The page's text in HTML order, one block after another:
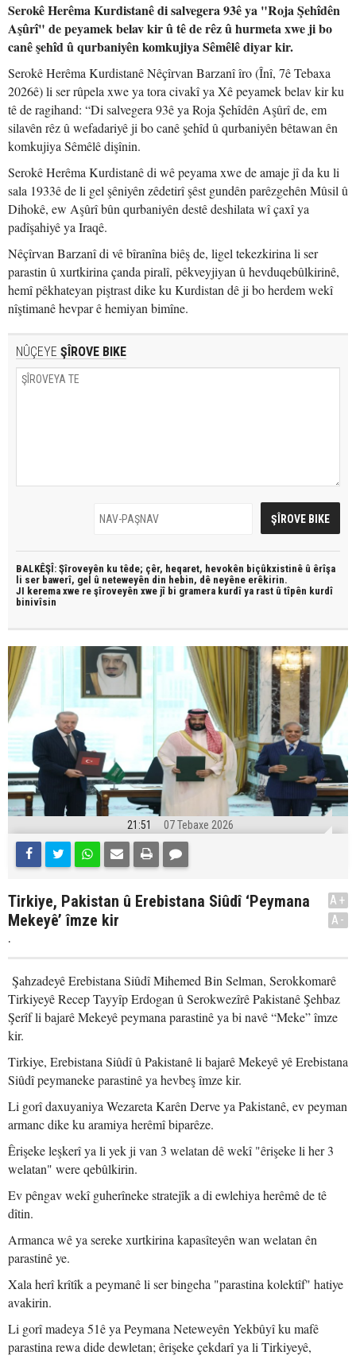
Serokê Herêma Kurdistanê di salvegera 93ê ya "Roja Şehîdên
Aşûrî" de peyamek belav kir û tê de rêz û hurmeta xwe ji bo
canê şehîd û qurbaniyên komkujiya Sêmêlê diyar kir.
Serokê Herêma Kurdistanê Nêçîrvan Barzanî îro (Înî, 7ê Tebaxa
2026ê) li ser rûpela xwe ya tora civakî ya Xê peyamek belav kir ku
tê de ragihand: “Di salvegera 93ê ya Roja Şehîdên Aşûrî de, em
silavên rêz û wefadariyê ji bo canê şehîd û qurbaniyên bêtawan ên
komkujiya Sêmêlê dişînin.
Serokê Herêma Kurdistanê di wê peyama xwe de amaje jî da ku li
sala 1933ê de li gel şêniyên zêdetirî şêst gundên parêzgehên Mûsil û
Dihokê, ew Aşûrî bûn qurbaniyên destê deshilata wî çaxî ya
padîşahiyê ya Iraqê.
Nêçîrvan Barzanî di vê bîranîna biêş de, ligel tekezkirina li ser
parastin û xurtkirina çanda piralî, pêkveyjiyan û hevduqebûlkirinê,
hemî pêkhateyan piştrast dike ku Kurdistan dê ji bo herdem wekî
nîştimanê hevpar ê hemiyan bimîne.
NÛÇEYE ŞÎROVE BIKE
BALKÊŞÎ: Şîroveyên ku têde; çêr, heqaret, hevokên biçûkxistinê û êrîşa
li ser bawerî, gel û neteweyên din hebin, dê neyêne erêkirin.
JI kerema xwe re şîroveyên xwe jî bi gramera kurdî ya rast û tîpên kurdî
binivîsin
21:51 07 Tebaxe 2026
Tirkiye, Pakistan û Erebistana Siûdî ‘Peymana
Mekeyê’ îmze kir
.
A+
A-
Şahzadeyê Erebistana Siûdî Mihemed Bin Selman, Serokkomarê
Tirkiyeyê Recep Tayyîp Erdogan û Serokwezîrê Pakistanê Şehbaz
Şerîf li bajarê Mekeyê peymana parastinê ya bi navê “Meke” îmze
kir.
Tirkiye, Erebistana Siûdî û Pakistanê li bajarê Mekeyê yê Erebistana
Siûdî peymaneke parastinê ya hevbeş îmze kir.
Li gorî daxuyaniya Wezareta Karên Derve ya Pakistanê, ev peyman
armanc dike ku aramiya herêmî biparêze.
Êrişeke leşkerî ya li yek ji van 3 welatan dê wekî "êrişeke li her 3
welatan" were qebûlkirin.
Ev pêngav wekî guherîneke stratejîk a di ewlehiya herêmê de tê
dîtin.
Armanca wê ya sereke xurtkirina kapasîteyên wan welatan ên
parastinê ye.
Xala herî krîtîk a peymanê li ser bingeha "parastina kolektîf" hatiye
avakirin.
Li gorî madeya 51ê ya Peymana Neteweyên Yekbûyî ku mafê
parastina rewa dide dewletan; êrişeke çekdarî ya li Tirkiyeyê,